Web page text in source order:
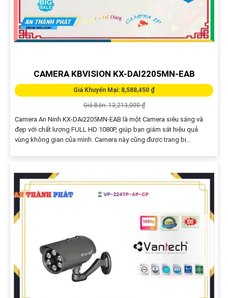
CAMERA KBVISION KX-DAI2205MN-EAB
Giá Khuyến Mại: 8,588,450 ₫
Giá Bán: 13,213,000 ₫
Camera An Ninh KX-DAi2205MN-EAB là một Camera siêu sáng và
đẹp với chất lượng FULL HD 1080P, giúp bạn giám sát hiệu quả
vùng không gian của mình. Camera này cũng được trang bị...